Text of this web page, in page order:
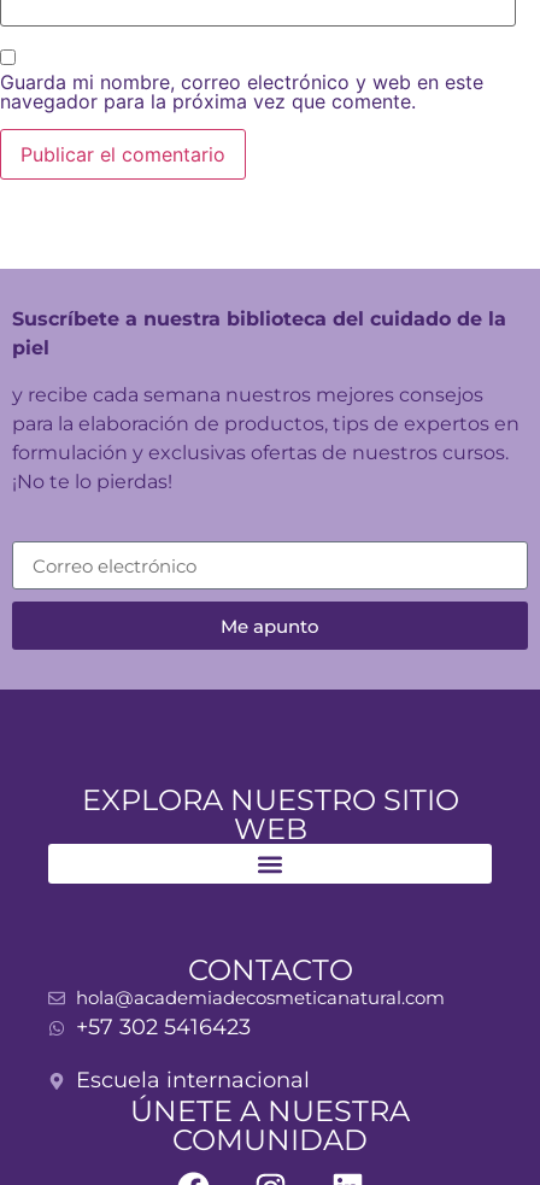
Guarda mi nombre, correo electrónico y web en este
navegador para la próxima vez que comente.
Suscríbete a nuestra biblioteca del cuidado de la
piel
y recibe cada semana nuestros mejores consejos
para la elaboración de productos, tips de expertos en
formulación y exclusivas ofertas de nuestros cursos.
¡No te lo pierdas!
Me apunto
EXPLORA NUESTRO SITIO
WEB
CONTACTO
hola@academiadecosmeticanatural.com
+57 302 5416423
Escuela internacional
ÚNETE A NUESTRA
COMUNIDAD